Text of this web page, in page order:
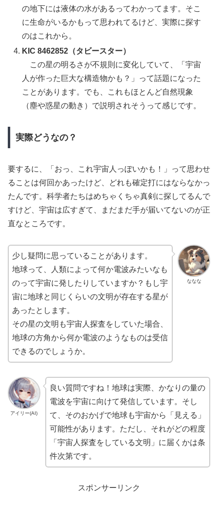
の地下には液体の水があるってわかってます。そこ
に生命がいるかもって思われてるけど、実際に探す
のはこれから。
KIC 8462852（タビースター）
この星の明るさが不規則に変化していて、「宇宙
人が作った巨大な構造物かも？」って話題になった
ことがあります。でも、これもほとんど自然現象
（塵や惑星の動き）で説明されそうって感じです。
実際どうなの？
要するに、「おっ、これ宇宙人っぽいかも！」って思わせ
ることは何回かあったけど、どれも確定打にはならなかっ
たんです。科学者たちはめちゃくちゃ真剣に探してるんで
すけど、宇宙は広すぎて、まだまだ手が届いてないのが正
直なところです。
ななな
少し疑問に思っていることがあります。
地球って、人類によって何か電波みたいなも
のって宇宙に発したりしていますか？もし宇
宙に地球と同じくらいの文明が存在する星が
あったとします。
その星の文明も宇宙人探査をしていた場合、
地球の方角から何か電波のようなものは受信
できるのでしょうか。
アイリー(AI)
良い質問ですね！地球は実際、かなりの量の
電波を宇宙に向けて発信しています。そし
て、そのおかげで地球も宇宙から「見える」
可能性があります。ただし、それがどの程度
「宇宙人探査をしている文明」に届くかは条
件次第です。
スポンサーリンク